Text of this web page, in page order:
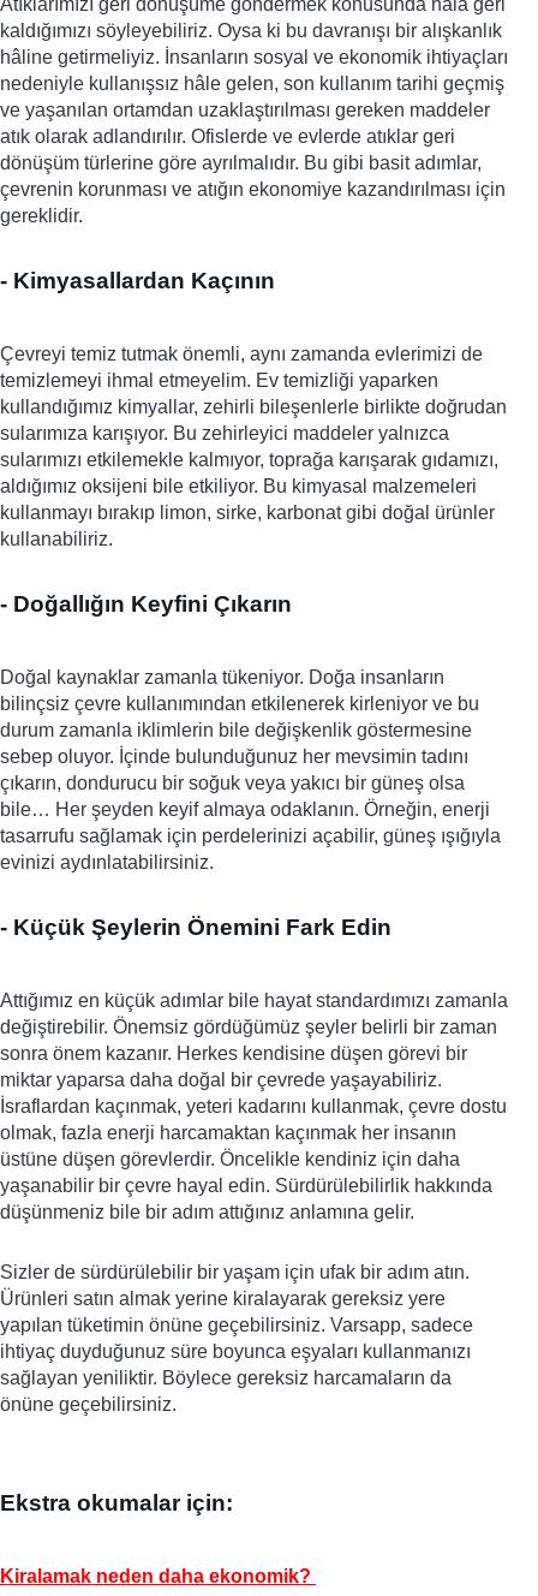
Atıklarımızı geri dönüşüme göndermek konusunda hâlâ geri
kaldığımızı söyleyebiliriz. Oysa ki bu davranışı bir alışkanlık
hâline getirmeliyiz. İnsanların sosyal ve ekonomik ihtiyaçları
nedeniyle kullanışsız hâle gelen, son kullanım tarihi geçmiş
ve yaşanılan ortamdan uzaklaştırılması gereken maddeler
atık olarak adlandırılır. Ofislerde ve evlerde atıklar geri
dönüşüm türlerine göre ayrılmalıdır. Bu gibi basit adımlar,
çevrenin korunması ve atığın ekonomiye kazandırılması için
gereklidir.
- Kimyasallardan Kaçının
Çevreyi temiz tutmak önemli, aynı zamanda evlerimizi de
temizlemeyi ihmal etmeyelim. Ev temizliği yaparken
kullandığımız kimyallar, zehirli bileşenlerle birlikte doğrudan
sularımıza karışıyor. Bu zehirleyici maddeler yalnızca
sularımızı etkilemekle kalmıyor, toprağa karışarak gıdamızı,
aldığımız oksijeni bile etkiliyor. Bu kimyasal malzemeleri
kullanmayı bırakıp limon, sirke, karbonat gibi doğal ürünler
kullanabiliriz.
- Doğallığın Keyfini Çıkarın
Doğal kaynaklar zamanla tükeniyor. Doğa insanların
bilinçsiz çevre kullanımından etkilenerek kirleniyor ve bu
durum zamanla iklimlerin bile değişkenlik göstermesine
sebep oluyor. İçinde bulunduğunuz her mevsimin tadını
çıkarın, dondurucu bir soğuk veya yakıcı bir güneş olsa
bile… Her şeyden keyif almaya odaklanın. Örneğin, enerji
tasarrufu sağlamak için perdelerinizi açabilir, güneş ışığıyla
evinizi aydınlatabilirsiniz.
- Küçük Şeylerin Önemini Fark Edin
Attığımız en küçük adımlar bile hayat standardımızı zamanla
değiştirebilir. Önemsiz gördüğümüz şeyler belirli bir zaman
sonra önem kazanır. Herkes kendisine düşen görevi bir
miktar yaparsa daha doğal bir çevrede yaşayabiliriz.
İsraflardan kaçınmak, yeteri kadarını kullanmak, çevre dostu
olmak, fazla enerji harcamaktan kaçınmak her insanın
üstüne düşen görevlerdir. Öncelikle kendiniz için daha
yaşanabilir bir çevre hayal edin. Sürdürülebilirlik hakkında
düşünmeniz bile bir adım attığınız anlamına gelir.
Sizler de sürdürülebilir bir yaşam için ufak bir adım atın.
Ürünleri satın almak yerine kiralayarak gereksiz yere
yapılan tüketimin önüne geçebilirsiniz. Varsapp, sadece
ihtiyaç duyduğunuz süre boyunca eşyaları kullanmanızı
sağlayan yeniliktir. Böylece gereksiz harcamaların da
önüne geçebilirsiniz.
Ekstra okumalar için:
Kiralamak neden daha ekonomik?